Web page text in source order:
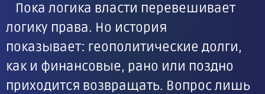
Пока логика власти перевешивает
логику права. Но история
показывает: геополитические долги,
как и финансовые, рано или поздно
приходится возвращать. Вопрос лишь